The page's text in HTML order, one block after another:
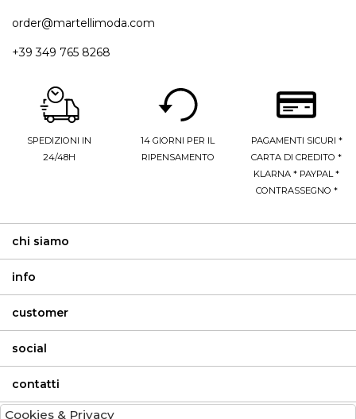
order@martellimoda.com
+39 349 765 8268
SPEDIZIONI IN
24/48H
14 GIORNI PER IL
RIPENSAMENTO
PAGAMENTI SICURI *
CARTA DI CREDITO *
KLARNA * PAYPAL *
CONTRASSEGNO *
chi siamo
info
customer
social
contatti
Cookies & Privacy